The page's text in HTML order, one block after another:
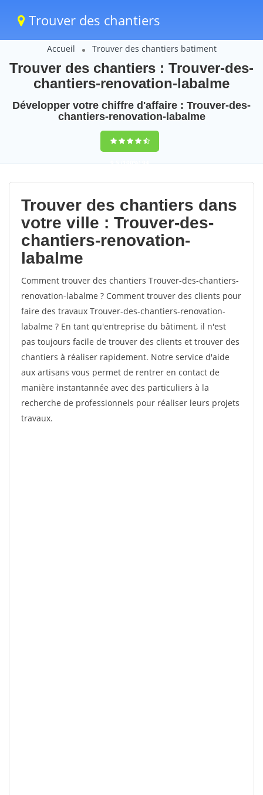
Trouver des chantiers
Accueil Trouver des chantiers batiment
Trouver des chantiers : Trouver-des-
chantiers-renovation-labalme
Développer votre chiffre d'affaire : Trouver-des-
chantiers-renovation-labalme
9,5(100%)94
votes
Trouver des chantiers dans
votre ville : Trouver-des-
chantiers-renovation-
labalme
Comment trouver des chantiers Trouver-des-chantiers-
renovation-labalme ? Comment trouver des clients pour
faire des travaux Trouver-des-chantiers-renovation-
labalme ? En tant qu'entreprise du bâtiment, il n'est
pas toujours facile de trouver des clients et trouver des
chantiers à réaliser rapidement. Notre service d'aide
aux artisans vous permet de rentrer en contact de
manière instantannée avec des particuliers à la
recherche de professionnels pour réaliser leurs projets
travaux.